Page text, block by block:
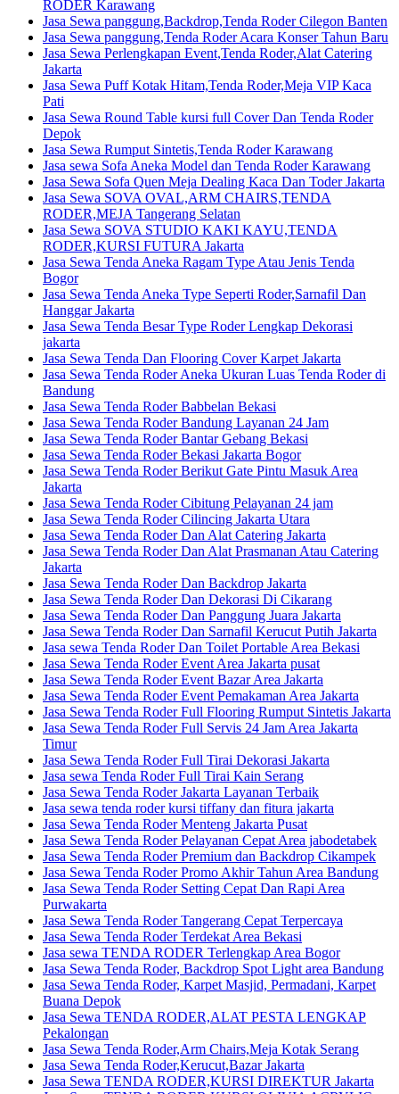
RODER Karawang
Jasa Sewa panggung,Backdrop,Tenda Roder Cilegon Banten
Jasa Sewa panggung,Tenda Roder Acara Konser Tahun Baru
Jasa Sewa Perlengkapan Event,Tenda Roder,Alat Catering
Jakarta
Jasa Sewa Puff Kotak Hitam,Tenda Roder,Meja VIP Kaca
Pati
Jasa Sewa Round Table kursi full Cover Dan Tenda Roder
Depok
Jasa Sewa Rumput Sintetis,Tenda Roder Karawang
Jasa sewa Sofa Aneka Model dan Tenda Roder Karawang
Jasa Sewa Sofa Quen Meja Dealing Kaca Dan Toder Jakarta
Jasa Sewa SOVA OVAL,ARM CHAIRS,TENDA
RODER,MEJA Tangerang Selatan
Jasa Sewa SOVA STUDIO KAKI KAYU,TENDA
RODER,KURSI FUTURA Jakarta
Jasa Sewa Tenda Aneka Ragam Type Atau Jenis Tenda
Bogor
Jasa Sewa Tenda Aneka Type Seperti Roder,Sarnafil Dan
Hanggar Jakarta
Jasa Sewa Tenda Besar Type Roder Lengkap Dekorasi
jakarta
Jasa Sewa Tenda Dan Flooring Cover Karpet Jakarta
Jasa Sewa Tenda Roder Aneka Ukuran Luas Tenda Roder di
Bandung
Jasa Sewa Tenda Roder Babbelan Bekasi
Jasa Sewa Tenda Roder Bandung Layanan 24 Jam
Jasa Sewa Tenda Roder Bantar Gebang Bekasi
Jasa Sewa Tenda Roder Bekasi Jakarta Bogor
Jasa Sewa Tenda Roder Berikut Gate Pintu Masuk Area
Jakarta
Jasa Sewa Tenda Roder Cibitung Pelayanan 24 jam
Jasa Sewa Tenda Roder Cilincing Jakarta Utara
Jasa Sewa Tenda Roder Dan Alat Catering Jakarta
Jasa Sewa Tenda Roder Dan Alat Prasmanan Atau Catering
Jakarta
Jasa Sewa Tenda Roder Dan Backdrop Jakarta
Jasa Sewa Tenda Roder Dan Dekorasi Di Cikarang
Jasa Sewa Tenda Roder Dan Panggung Juara Jakarta
Jasa Sewa Tenda Roder Dan Sarnafil Kerucut Putih Jakarta
Jasa sewa Tenda Roder Dan Toilet Portable Area Bekasi
Jasa Sewa Tenda Roder Event Area Jakarta pusat
Jasa Sewa Tenda Roder Event Bazar Area Jakarta
Jasa Sewa Tenda Roder Event Pemakaman Area Jakarta
Jasa Sewa Tenda Roder Full Flooring Rumput Sintetis Jakarta
Jasa Sewa Tenda Roder Full Servis 24 Jam Area Jakarta
Timur
Jasa Sewa Tenda Roder Full Tirai Dekorasi Jakarta
Jasa sewa Tenda Roder Full Tirai Kain Serang
Jasa Sewa Tenda Roder Jakarta Layanan Terbaik
Jasa sewa tenda roder kursi tiffany dan fitura jakarta
Jasa Sewa Tenda Roder Menteng Jakarta Pusat
Jasa Sewa Tenda Roder Pelayanan Cepat Area jabodetabek
Jasa Sewa Tenda Roder Premium dan Backdrop Cikampek
Jasa Sewa Tenda Roder Promo Akhir Tahun Area Bandung
Jasa Sewa Tenda Roder Setting Cepat Dan Rapi Area
Purwakarta
Jasa Sewa Tenda Roder Tangerang Cepat Terpercaya
Jasa Sewa Tenda Roder Terdekat Area Bekasi
Jasa sewa TENDA RODER Terlengkap Area Bogor
Jasa Sewa Tenda Roder, Backdrop Spot Light area Bandung
Jasa Sewa Tenda Roder, Karpet Masjid, Permadani, Karpet
Buana Depok
Jasa Sewa TENDA RODER,ALAT PESTA LENGKAP
Pekalongan
Jasa Sewa Tenda Roder,Arm Chairs,Meja Kotak Serang
Jasa Sewa Tenda Roder,Kerucut,Bazar Jakarta
Jasa Sewa TENDA RODER,KURSI DIREKTUR Jakarta